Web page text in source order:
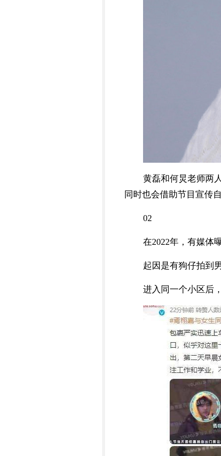
黄磊和何炅老师两
同时也会借助节目宣传
02
在2022年，有媒体
起因是有狗仔拍到
进入同一个小区后